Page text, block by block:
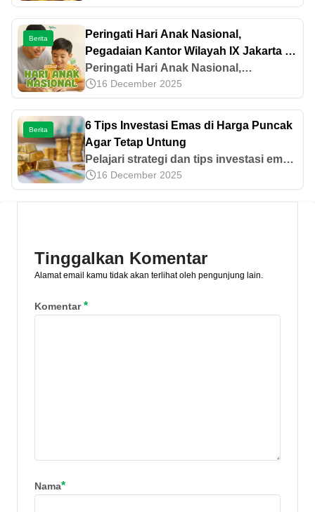
Emas yang tersedia di aplikasi Tring! by
Pegadaian. Pahami prosedurnya di sini.
Berita
Peringati Hari Anak Nasional,
Pegadaian Kantor Wilayah IX Jakarta 2
Dorong Literasi Keuangan Anak Sejak
Dini
Peringati Hari Anak Nasional,
Pegadaian Kantor Wilayah IX Jakarta 2
Dorong Literasi Keuangan Anak Sejak
Dini
16 December 2025
Berita
6 Tips Investasi Emas di Harga Puncak
Agar Tetap Untung
Pelajari strategi dan tips investasi emas
agar tetap menguntungkan meski
harga sedang berada di puncak.
16 December 2025
Tinggalkan Komentar
Alamat email kamu tidak akan terlihat oleh pengunjung lain.
Komentar*
Nama*